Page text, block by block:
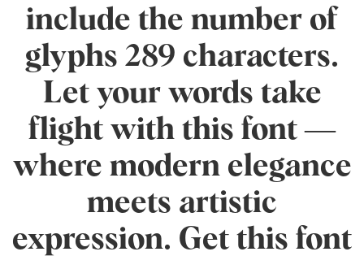
include the number of
glyphs 289 characters.
Let your words take
flight with this font —
where modern elegance
meets artistic
expression. Get this font